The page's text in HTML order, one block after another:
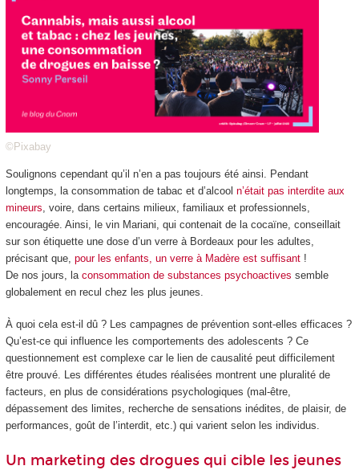
©Pixabay
Soulignons cependant qu’il n’en a pas toujours été ainsi. Pendant
longtemps, la consommation de tabac et d’alcool n’était pas interdite aux
mineurs , voire, dans certains milieux, familiaux et professionnels,
encouragée. Ainsi, le vin Mariani, qui contenait de la cocaïne, conseillait
sur son étiquette une dose d’un verre à Bordeaux pour les adultes,
précisant que, pour les enfants, un verre à Madère est suffisant!
De nos jours, la consommation de substances psychoactives semble
globalement en recul chez les plus jeunes.
À quoi cela est-il dû ? Les campagnes de prévention sont-elles efficaces ?
Qu’est-ce qui influence les comportements des adolescents ? Ce
questionnement est complexe car le lien de causalité peut difficilement
être prouvé. Les différentes études réalisées montrent une pluralité de
facteurs, en plus de considérations psychologiques (mal-être,
dépassement des limites, recherche de sensations inédites, de plaisir, de
performances, goût de l’interdit, etc.) qui varient selon les individus.
Un marketing des drogues qui cible les jeunes